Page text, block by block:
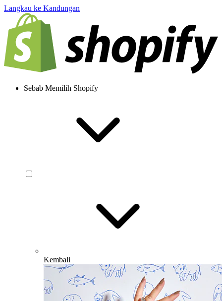
Langkau ke Kandungan
Sebab Memilih Shopify
Kembali